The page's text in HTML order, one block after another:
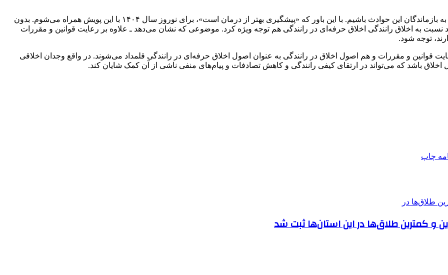
وی گفت: ما نمی‌توانیم بنشینیم و بعد از تصادفات به فکر ارائه خدمت به بازماندگان این حوادث باشیم. با این باور که «پیشگیری بهتر از درمان است»، برای نوروز سال ۱۴۰۴ با این پویش همراه می‌شوم. بدون
نسبت به اخلاق رانندگی اخلاق حرفه‌ای در رانندگی هم توجه ویژه کرد. موضوعی که نشان می‌دهد ـ علاوه بر رعایت قوانین و مقررات
توجه شود.
قوانین و مقررات و هم اصول اخلاق در رانندگی به عنوان اصول اخلاق حرفه‌ای در رانندگی قلمداد می‌شوند. در واقع وجدان اخلاقی
اخلاق باشد که می‌تواند در ارتقای کیفی رانندگی و کاهش تصادفات و پیام‌های منفی ناشی از آن کمک شایان کند.
چاپ